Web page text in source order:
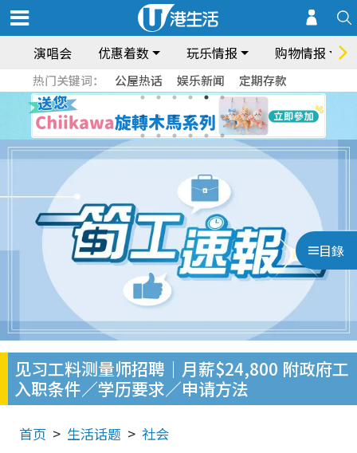
演唱会 优惠着数 玩乐情报 购物情报
热门关键词： 公屋热话 娱乐新闻 定期存款
目錄
见习工料测量师招聘｜月薪$24,800 附政府工
入职条件／学历要求／申请方法
首页 生活话题 社会